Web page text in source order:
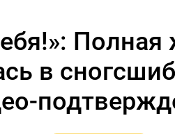
Полная
в